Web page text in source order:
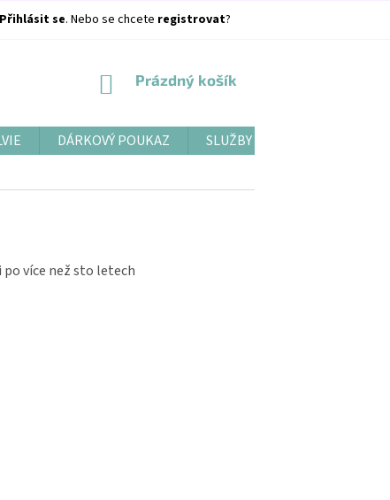
Přihlásit se. Nebo se chcete registrovat?
NÁKUPNÍ
Prázdný košík
DÁRKOVÝ POUKAZ SLUŽBY
více než sto letech